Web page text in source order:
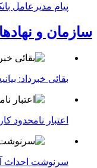
پیام مدیرعامل بانک توسعه
سازمان و نهادها
بقائی خبرداد:
اعتبار نامحدود
سرنوشت احداث